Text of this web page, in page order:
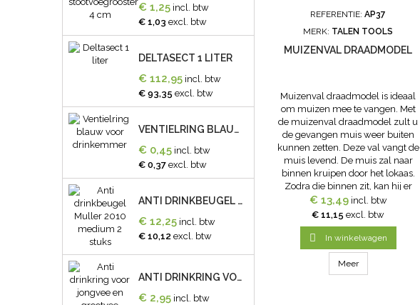
€ 1,25 incl. btw
€ 1,03 excl. btw
DELTASECT 1 LITER
€ 112,95 incl. btw
€ 93,35 excl. btw
VENTIELRING BLAUW VOOR DRINKEMMER
€ 0,45 incl. btw
€ 0,37 excl. btw
ANTI DRINKBEUGEL MULLER 2010 MEDIUM 2 STUKS
€ 12,25 incl. btw
€ 10,12 excl. btw
ANTI DRINKRING VOOR JONGVEE EN GROOTVEE
€ 2,95 incl. btw
REFERENTIE:AP37
MERK: TALEN TOOLS
MUIZENVAL DRAADMODEL
Muizenval draadmodel is ideaal
om muizen mee te vangen. Met
de muizenval draadmodel zult u
de gevangen muis weer buiten
kunnen zetten. Deze val vangt de
muis levend. De muis zal naar
binnen kruipen door het lokaas.
Zodra die binnen zit, kan hij er
niet meer uit en zal gevangen
zijn.
€ 13,49 incl. btw
€ 11,15 excl. btw
 In winkelwagen
Meer